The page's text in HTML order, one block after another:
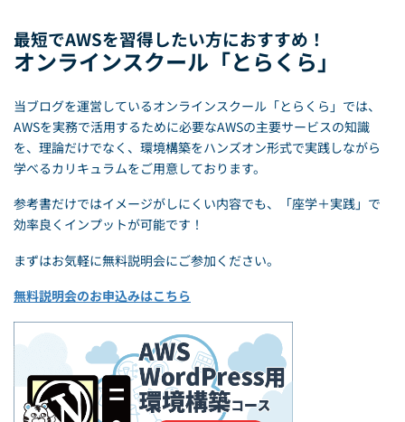
最短でAWSを習得したい方におすすめ！
オンラインスクール「とらくら」
当ブログを運営しているオンラインスクール「とらくら」では、
AWSを実務で活用するために必要なAWSの主要サービスの知識
を、理論だけでなく、環境構築をハンズオン形式で実践しながら
学べるカリキュラムをご用意しております。
参考書だけではイメージがしにくい内容でも、「座学＋実践」で
効率良くインプットが可能です！
まずはお気軽に無料説明会にご参加ください。
無料説明会のお申込みはこちら